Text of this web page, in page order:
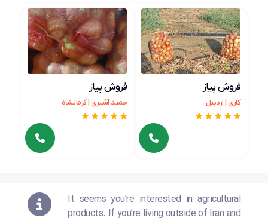
فروش پیاز
کاری | اردبیل
فروش پیاز
حمید آشیری | کرمانشاه
It seems you’re interested in agricultural
products. If you’re living outside of Iran and